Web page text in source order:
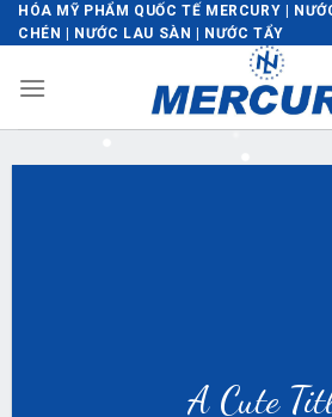
Skip
to
HÓA MỸ PHẨM QUỐC TẾ MERCURY |
CHÉN | NƯỚC LAU SÀN | NƯỚC TẨY
A Cute